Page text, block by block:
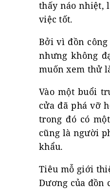
thấy náo nhiệt,
việc tốt.
Bởi vì đồn
nhưng không
muốn xem thử
Vào một buổi
cửa đã phá vỡ
trong đó có
cũng là người
khẩu.
Tiêu mỗ giới
Dương của đồn